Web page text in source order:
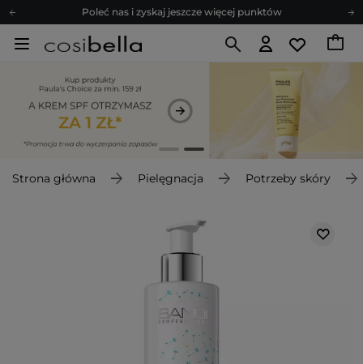
Poleć nas i zyskaj jeszcze więcej punktów
Zapisz się na newsletter pełen porad
Z nami to możliwe! Realizacja zamówienia do 24h.
Poleć nas i zyskaj jeszcze więcej punktów
Zapisz się na newsletter pełen porad
Strona główna Pielęgnacja Potrzeby skóry